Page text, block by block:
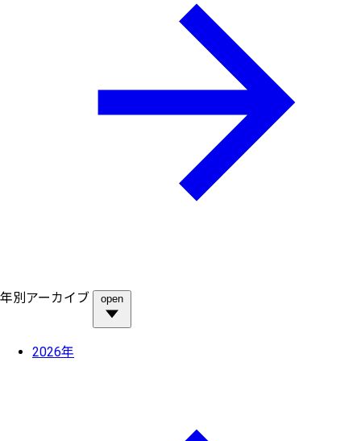
年別アーカイブ open
2026年